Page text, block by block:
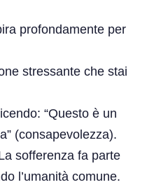
profondamente per
stressante che stai
“Questo è un
(consapevolezza).
sofferenza fa parte
l’umanità comune.